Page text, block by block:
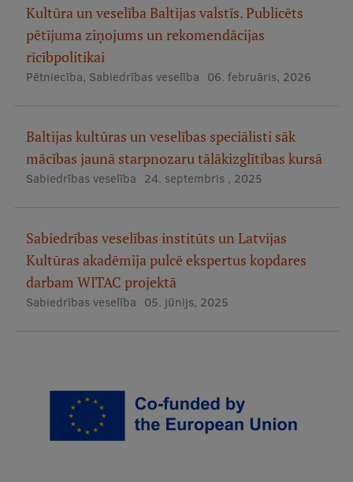
Vertikāli integrētie projekti
Zinātniskās konferences
Inovāciju centrs
Starptautiskā sadarbība
Starptautiskie projekti
Starptautiskie sadarbības partneri
EURAXESS RSU kontaktpunkts
Kultūra un veselība Baltijas valstīs. Publicēts
pētījuma ziņojums un rekomendācijas
rīcībpolitikai
Pētniecība, Sabiedrības veselība 06. februāris, 2026
Baltijas kultūras un veselības speciālisti sāk
mācības jaunā starpnozaru tālākizglītības kursā
Sabiedrības veselība 24. septembris , 2025
Sabiedrības veselības institūts un Latvijas
Kultūras akadēmija pulcē ekspertus kopdares
darbam WITAC projektā
Sabiedrības veselība 05. jūnijs, 2025